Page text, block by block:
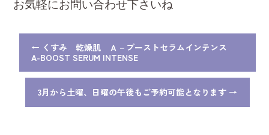
お気軽にお問い合わせ下さいね
← くすみ 乾燥肌 Ａ－ブーストセラムインテンス
A-BOOST SERUM INTENSE
3月から土曜、日曜の午後もご予約可能となります →